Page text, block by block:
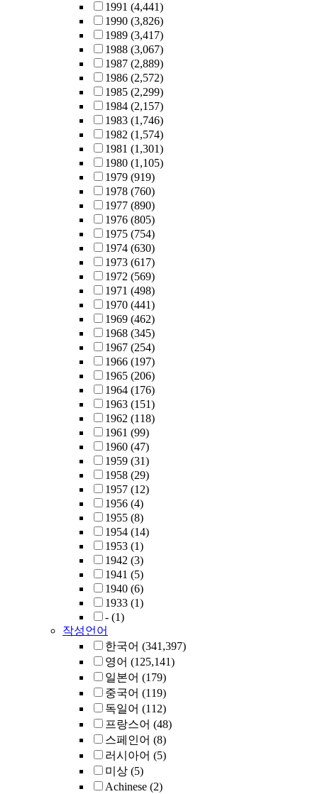
1991 (4,441)
1990 (3,826)
1989 (3,417)
1988 (3,067)
1987 (2,889)
1986 (2,572)
1985 (2,299)
1984 (2,157)
1983 (1,746)
1982 (1,574)
1981 (1,301)
1980 (1,105)
1979 (919)
1978 (760)
1977 (890)
1976 (805)
1975 (754)
1974 (630)
1973 (617)
1972 (569)
1971 (498)
1970 (441)
1969 (462)
1968 (345)
1967 (254)
1966 (197)
1965 (206)
1964 (176)
1963 (151)
1962 (118)
1961 (99)
1960 (47)
1959 (31)
1958 (29)
1957 (12)
1956 (4)
1955 (8)
1954 (14)
1953 (1)
1942 (3)
1941 (5)
1940 (6)
1933 (1)
- (1)
작성언어
한국어 (341,397)
영어 (125,141)
일본어 (179)
중국어 (119)
독일어 (112)
프랑스어 (48)
스페인어 (8)
러시아어 (5)
미상 (5)
Achinese (2)